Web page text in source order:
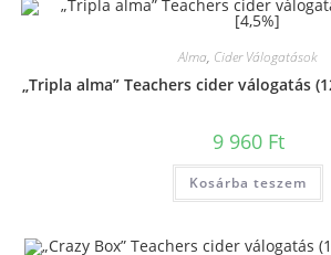
Alma, Cider Válogatások
„Tripla alma” Teachers cider válogatás
9 960 Ft
Kosárba teszem